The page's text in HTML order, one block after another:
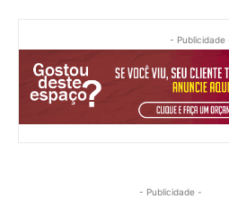
- Publicidade
- Publicidade -